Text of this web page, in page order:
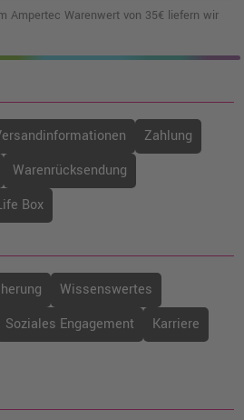
Ampertec Warenwert von 35€ liefern wir
Zahlung
Warenrücksendung
Box
Wissenswertes
Soziales Engagement
Karriere